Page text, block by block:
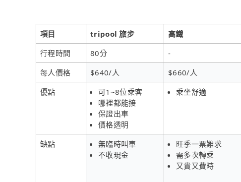
項目 tripool 旅步 高鐵
行程時間
80分 -
每人價格
$640/人 $660/人
優點
可1~8位乘客
哪裡都能接
保證出車
價格透明
乘坐舒適
缺點
無臨時叫車
不收現金
旺季一票難求
需多次轉乘
又貴又費時